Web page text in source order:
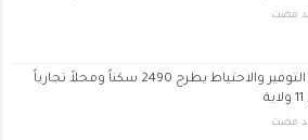
مضت
صندوق التوفير والاحتياط يطرح 2490 سكناً ومحلاً تجارياً
مضت